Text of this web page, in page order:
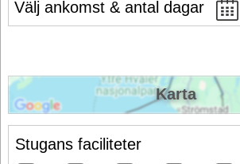
Välj ankomst & antal dagar
Stugans faciliteter
Karta